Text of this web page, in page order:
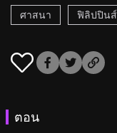
ศาสนา ฟิลิปปินส์
ตอน